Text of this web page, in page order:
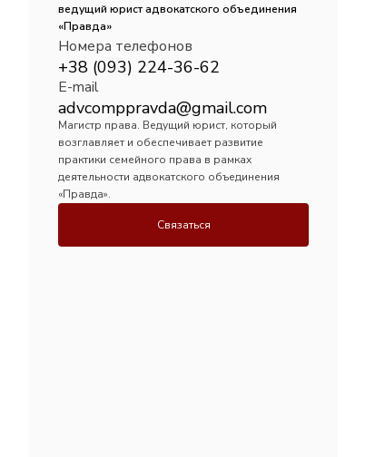
ведущий юрист адвокатского объединения
«Правда»
Номера телефонов
+38 (093) 224-36-62
E-mail
advcomppravda@gmail.com
Магистр права. Ведущий юрист, который
возглавляет и обеспечивает развитие
практики семейного права в рамках
деятельности адвокатского объединения
«Правда».
Связаться